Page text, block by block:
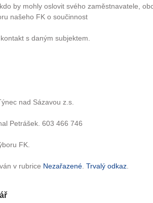
by mohly oslovit svého zaměstnavatele,
našeho FK o součinnost
s daným subjektem.
nad Sázavou z.s.
Petrášek. 603 466 746
FK.
v rubrice Nezařazené Trvalý odkaz